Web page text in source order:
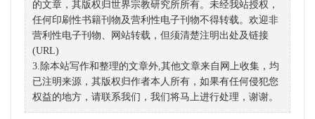
的文章，其版权归世界宗教研究所所有。未经我站授权，
任何印刷性书籍刊物及营利性电子刊物不得转载。欢迎非
营利性电子刊物、网站转载，但须清楚注明出处及链接
(URL)
3.除本站写作和整理的文章外,其他文章来自网上收集，均
已注明来源，其版权归作者本人所有，如果有任何侵犯您
权益的地方，请联系我们，我们将马上进行处理，谢谢。